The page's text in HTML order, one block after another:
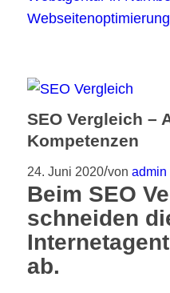
SEO Vergleich –
Kompetenzen
24. Juni 2020/von admin
Beim SEO
schneiden
ab.